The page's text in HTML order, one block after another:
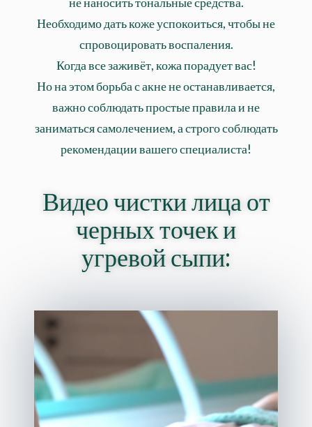
Необходимо дать коже успокоиться, чтобы не
спровоцировать воспаления.
Когда все заживёт, кожа порадует вас!
Но на этом борьба с акне не останавливается,
важно соблюдать простые правила и не
заниматься самолечением, а строго соблюдать
рекомендации вашего специалиста!
Видео чистки лица от
черных точек и
угревой сыпи: